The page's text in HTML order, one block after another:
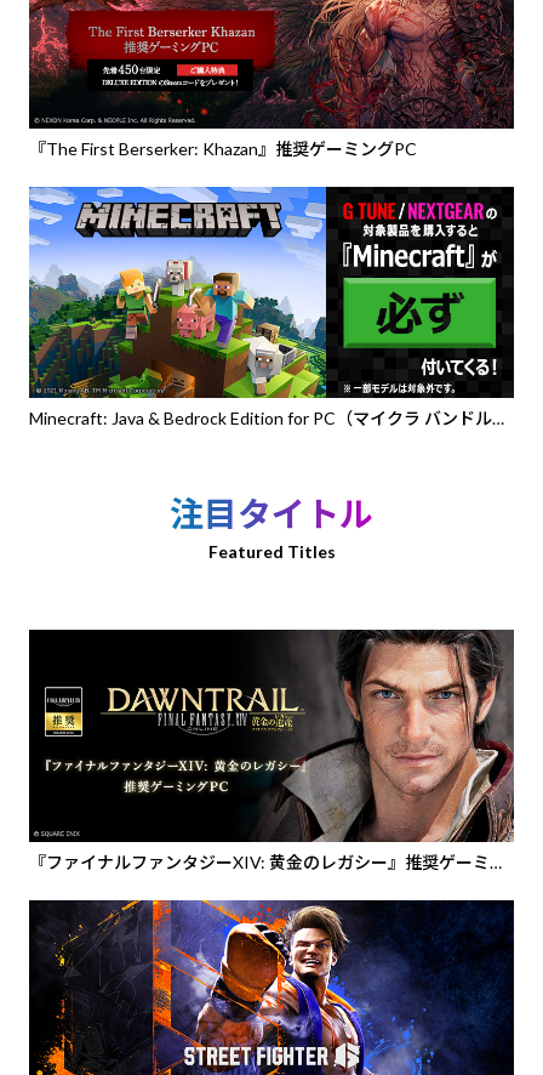
『The First Berserker: Khazan』推奨ゲーミングPC
Minecraft: Java & Bedrock Edition for PC（マイクラ バンドル
注目タイトル
Featured Titles
『ファイナルファンタジーXIV: 黄金のレガシー』推奨ゲーミン